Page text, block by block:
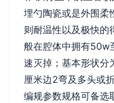
埋勺陶瓷或是外围柔
则耐温性以及极快的
般在腔体中拥有50w
速灭掉；基本形状分
厘米边2弯及多头或
编规参数规格可备选